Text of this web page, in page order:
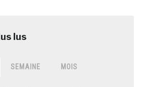
SEMAINE MOIS